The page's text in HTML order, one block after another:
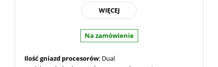
WIĘCEJ
Na zamówienie
Ilość gniazd procesorów: Dual